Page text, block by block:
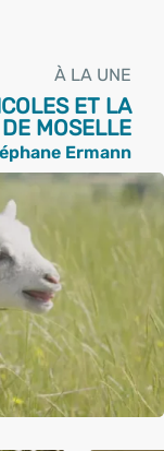
À LA UNE
ET LA
MOSELLE
Ermann